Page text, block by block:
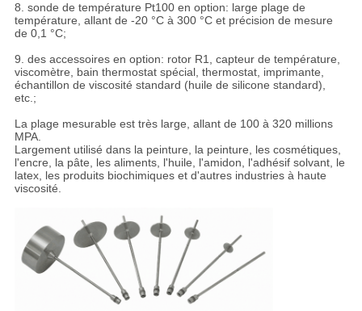
8. sonde de température Pt100 en option: large plage de
température, allant de -20 °C à 300 °C et précision de mesure
de 0,1 °C;
9. des accessoires en option: rotor R1, capteur de température,
viscomètre, bain thermostat spécial, thermostat, imprimante,
échantillon de viscosité standard (huile de silicone standard),
etc.;
La plage mesurable est très large, allant de 100 à 320 millions
MPA.
Largement utilisé dans la peinture, la peinture, les cosmétiques,
l'encre, la pâte, les aliments, l'huile, l'amidon, l'adhésif solvant, le
latex, les produits biochimiques et d'autres industries à haute
viscosité.